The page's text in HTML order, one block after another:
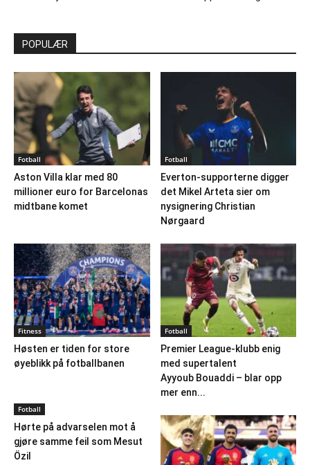
POPULÆR
Fotball
Aston Villa klar med 80
millioner euro for Barcelonas
midtbane komet
Fotball
Everton-supporterne digger
det Mikel Arteta sier om
nysignering Christian
Nørgaard
Fitness
Høsten er tiden for store
øyeblikk på fotballbanen
Fotball
Premier League-klubb enig
med supertalent
Ayyoub Bouaddi – blar opp
mer enn...
Fotball
Hørte på advarselen mot å
gjøre samme feil som Mesut
Özil